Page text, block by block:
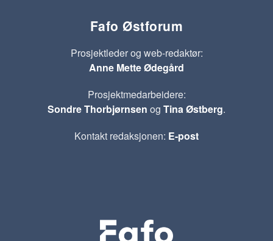
Fafo Østforum
Prosjektleder og web-redaktør:
Anne Mette Ødegård
Prosjektmedarbeidere:
Sondre Thorbjørnsen og Tina Østberg.
Kontakt redaksjonen: E-post